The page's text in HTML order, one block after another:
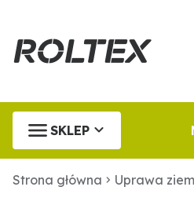
SKLEP
Strona główna Uprawa